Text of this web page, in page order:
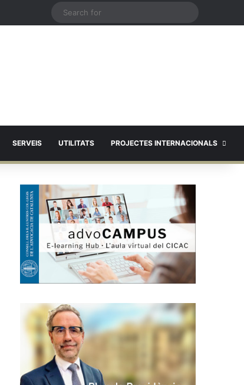
SERVEIS UTILITATS PROJECTES INTERNACIONALS